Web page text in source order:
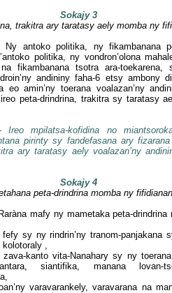
Sokajy 3
trakitra ary taratasy aely momba ny
Ny antoko politika, ny fikambanana
politika, ny vondron’olona
na fikambanana tsotra ara-toekarena,
andininy faha-6 etsy ambony
eo amin’ny toerana voalazan’ny
peta-drindrina, trakitra sy taratasy
Ireo mpilatsa-kofidina no
pirinty sy fandefasana ary
ary taratasy aely voalazan’ny
Sokajy 4
peta-drindrina momba ny
Raràna mafy ny mametaka peta-drindrina
fefy sy ny rindrin’ny tranom-panjakana
,
zava-kanto vita-Nanahary sy ny
siantifika, manana lovan-
varavarankely, varavarana na